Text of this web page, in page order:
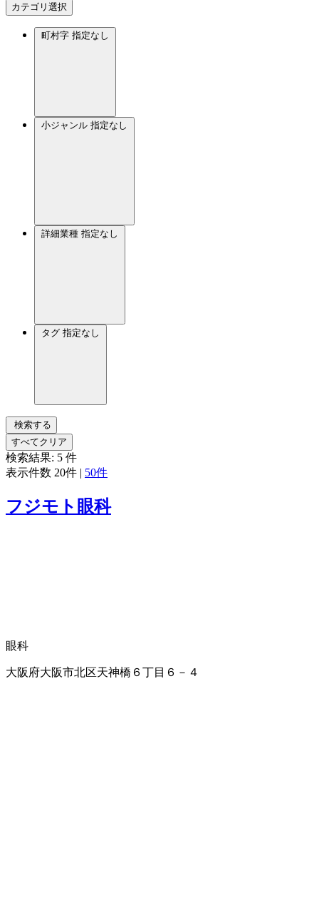
カテゴリ選択
町村字 指定なし
小ジャンル 指定なし
詳細業種 指定なし
タグ 指定なし
検索する
すべてクリア
検索結果: 5 件
表示件数 20件 | 50件
フジモト眼科
眼科
大阪府大阪市北区天神橋６丁目６－４